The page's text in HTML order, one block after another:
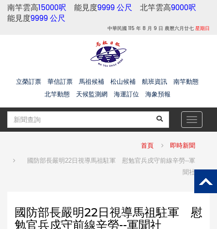
南竿雲高15000呎 能見度9999 公尺 北竿雲高9000呎
能見度9999 公尺
中華民國 115 年 8 月 9 日 農曆六月廿七 星期日
立榮訂票 華信訂票 馬祖候補 松山候補 航班資訊
南竿動態
北竿動態
天候監測網 海運訂位 海象預報
Toggle
首頁 即時新聞
國防部長嚴明22日視導馬祖駐軍 慰勉官兵戍守前線辛勞--軍
聞社
國防部長嚴明22日視導馬祖駐軍 慰
勉官兵戍守前線辛勞--軍聞社